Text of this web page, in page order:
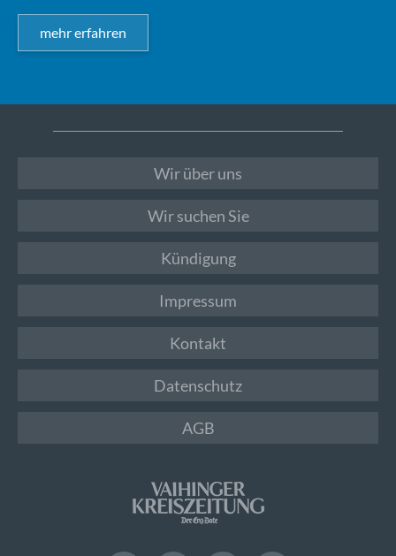
mehr erfahren
Wir über uns
Wir suchen Sie
Kündigung
Impressum
Kontakt
Datenschutz
AGB